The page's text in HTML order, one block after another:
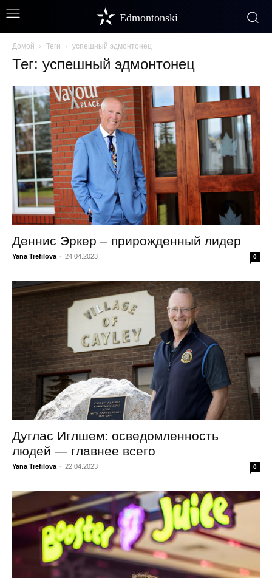
Edmontonski
Домой Теги успешный эдмонтонец
Тег: успешный эдмонтонец
Деннис Эркер – прирожденный лидер
Yana Trefilova - 24.04.2023 0
Дуглас Иглшем: осведомленность
людей — главнее всего
Yana Trefilova - 22.04.2023 0